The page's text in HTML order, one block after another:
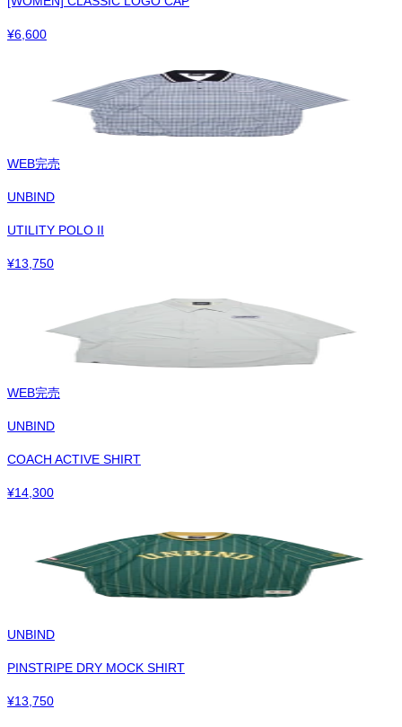
¥6,600
WEB完売
UNBIND
UTILITY POLO II
¥13,750
WEB完売
UNBIND
COACH ACTIVE SHIRT
¥14,300
UNBIND
PINSTRIPE DRY MOCK SHIRT
¥13,750